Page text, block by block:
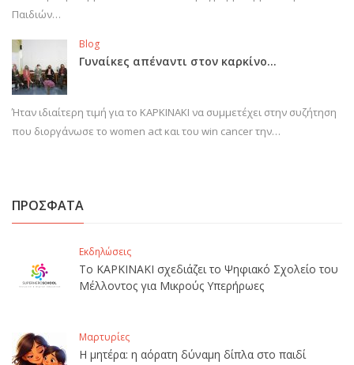
Παιδιών…
Blog
Γυναίκες απέναντι στον καρκίνο…
Ήταν ιδιαίτερη τιμή για το ΚΑΡΚΙΝΑΚΙ να συμμετέχει στην συζήτηση
που διοργάνωσε το women act και του win cancer την…
ΠΡΟΣΦΑΤΑ
Εκδηλώσεις
Το ΚΑΡΚΙΝΑΚΙ σχεδιάζει το Ψηφιακό Σχολείο του
Μέλλοντος για Μικρούς Υπερήρωες
Μαρτυρίες
Η μητέρα: η αόρατη δύναμη δίπλα στο παιδί